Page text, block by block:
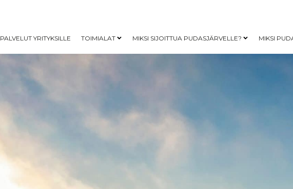
PALVELUT YRITYKSILLE TOIMIALAT
Open child menu
MIKSI SIJOITTUA PUDASJÄRVELLE?
Open child
MIKSI